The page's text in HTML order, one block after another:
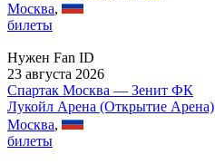
Москва,
билеты
Нужен Fan ID
23 августа 2026
Спартак Москва — Зенит ФК
Лукойл Арена (Открытие Арена)
Москва,
билеты